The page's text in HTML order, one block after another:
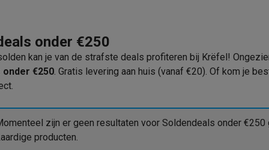
Gasfornuizen
Capsule- & padsmachinesNespressoDolce
JuicersEierkokersYoghurtmachinesAccessoires
monsieur machines
onder €250
kan je van de strafste deals profiteren bij Krëfel!
onder €250. Gratis levering aan huis (vanaf €20). Of kom je
.
zijn er geen resultaten voor Soldendeals onder
producten.